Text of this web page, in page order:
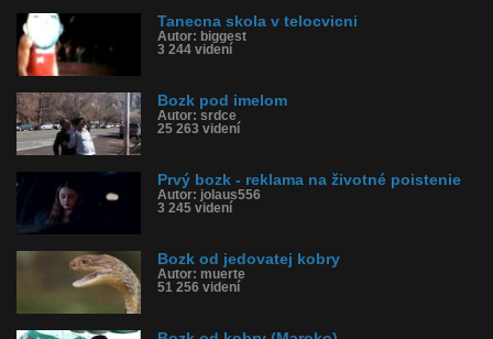
Tanecna skola v telocvicni
Autor: biggest
3 244 videní
Bozk pod imelom
Autor: srdce
25 263 videní
Prvý bozk - reklama na životné poistenie
Autor: jolaus556
3 245 videní
Bozk od jedovatej kobry
Autor: muerte
51 256 videní